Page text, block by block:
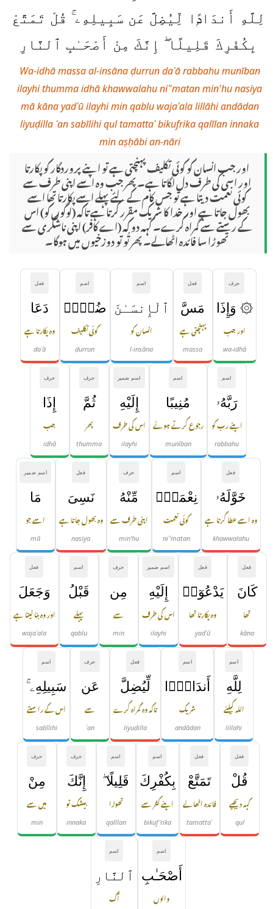
لِلَّهِ أَندَادًۭا لِّيُضِلَّ عَن سَبِيلِهِۦ ۚ قُلْ تَمَتَّعْ
بِكُفْرِكَ قَلِيلًا ۖ إِنَّكَ مِنْ أَصْحَـٰبِ ٱلنَّارِ
Wa-idhā massa al-insāna ḍurrun daʿā rabbahu munīban
ilayhi thumma idhā khawwalahu niʿ'matan min'hu nasiya
mā kāna yadʿū ilayhi min qablu wajaʿala lillāhi andādan
liyuḍilla ʿan sabīlihi qul tamattaʿ bikufrika qalīlan innaka
min aṣḥābi an-nāri
اور جب انسان کو کوئی تکلیف پہنچتی ہے تو اپنے پروردگار کو پکارتا
اور اسی کی طرف دل لگاتا ہے۔ پھر جب وہ اسے اپنی طرف سے
کوئی نعمت دیتا ہے تو جس کام کے لئے پہلے اسے پکارتا تھا اسے
بھول جاتا ہے اور خدا کا شریک مقرر کرتا ہے تاکہ (لوگوں کو) اس
کے رستے سے گمراہ کرے۔ کہہ دو کہ (اے کافر) اپنی ناشکری سے
تھوڑا سا فائدہ اٹھالے۔ پھر تُو تو دوزخیوں میں ہوگا۔
حرف
۞ وَإِذَا
اور جب
wa-idhā
فعل
مَسَّ
پہنچتی ہے
massa
اسم
ٱلْإِنسَـٰنَ
انسان کو
l-insāna
اسم
ضُرٌّۭ
کوئی تکلیف
ḍurrun
فعل
دَعَا
وہ پکارتا ہے
daʿā
اسم
رَبَّهُۥ
اپنے رب کو
rabbahu
اسم
مُنِيبًا
رجوع کرتے ہوئے
munīban
اسم ضمیر
إِلَيْهِ
اس کی طرف
ilayhi
حرف
ثُمَّ
پھر
thumma
حرف
إِذَا
جب
idhā
فعل
خَوَّلَهُۥ
وہ اسے عطا کرتا ہے
khawwalahu
اسم
نِعْمَةًۭ
کوئی نعمت
niʿ'matan
حرف
مِّنْهُ
اپنی طرف سے
min'hu
فعل
نَسِىَ
وہ بھول جاتا ہے
nasiya
اسم ضمیر
مَا
اسے جو
mā
فعل
كَانَ
تھا
kāna
فعل
يَدْعُوٓا۟
وہ پکارتا تھا
yadʿū
اسم ضمیر
إِلَيْهِ
اس کی طرف
ilayhi
حرف
مِن
سے
min
اسم
قَبْلُ
پہلے
qablu
فعل
وَجَعَلَ
اور وہ بنا لیتا ہے
wajaʿala
اسم
لِلَّهِ
اللہ کیلئے
lillahi
اسم
أَندَادًۭا
شریک
andādan
فعل
لِّيُضِلَّ
تاکہ وہ گمراہ کرے
liyuḍilla
حرف
عَن
سے
ʿan
اسم
سَبِيلِهِۦ ۚ
اس کے راستے
sabīlihi
فعل
قُلْ
کہہ دیجیے
qul
فعل
تَمَتَّعْ
فائدہ اٹھا لے
tamattaʿ
اسم
بِكُفْرِكَ
اپنے کفر سے
bikuf'rika
اسم
قَلِيلًا ۖ
تھوڑا
qalīlan
حرف
إِنَّكَ
بیشک تو
innaka
حرف
مِنْ
میں سے
min
اسم
أَصْحَـٰبِ
والوں
اسم
ٱلنَّارِ
آگ